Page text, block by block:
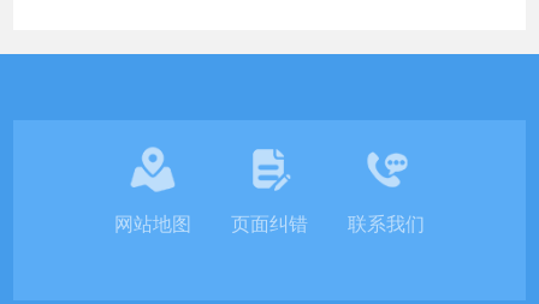
网站地图 页面纠错 联系我们